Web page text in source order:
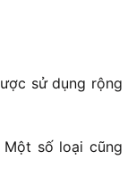
sử dụng rộng
số loại cũng